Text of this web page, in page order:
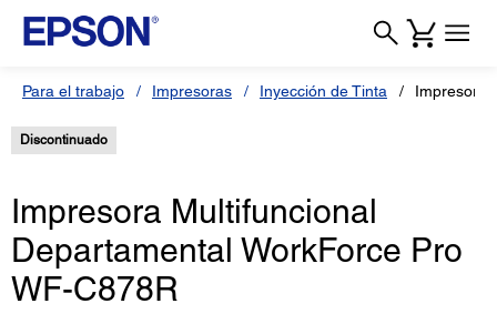
Para el trabajo Impresoras Inyección de Tinta Impresora
Discontinuado
Impresora Multifuncional
Departamental WorkForce Pro
WF-C878R